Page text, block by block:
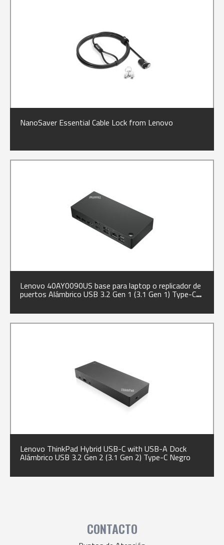
NanoSaver Essential Cable Lock from Lenovo
Lenovo 40AY0090US base para laptop o replicador de
puertos Alámbrico USB 3.2 Gen 1 (3.1 Gen 1) Type-C
Negro
Lenovo ThinkPad Hybrid USB-C with USB-A Dock
Alámbrico USB 3.2 Gen 2 (3.1 Gen 2) Type-C Negro
CONTACTO